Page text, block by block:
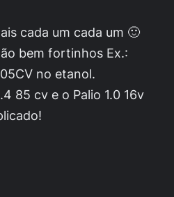
cada um cada um 🙂
bem fortinhos Ex.:
no etanol.
85 cv e o Palio 1.0 16v